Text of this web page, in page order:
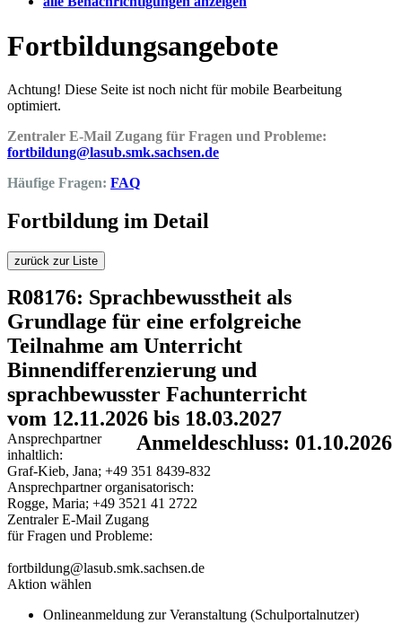
Fortbildungsangebote
Achtung! Diese Seite ist noch nicht für mobile Bearbeitung
optimiert.
Zentraler E-Mail Zugang für Fragen und Probleme:
fortbildung@lasub.smk.sachsen.de
Häufige Fragen: FAQ
Fortbildung im Detail
zurück zur Liste
R08176: Sprachbewusstheit als
Grundlage für eine erfolgreiche
Teilnahme am Unterricht
Binnendifferenzierung und
sprachbewusster Fachunterricht
vom 12.11.2026 bis 18.03.2027
Anmeldeschluss: 01.10.2026
Ansprechpartner
inhaltlich:
Graf-Kieb, Jana; +49 351 8439-832
Ansprechpartner organisatorisch:
Rogge, Maria; +49 3521 41 2722
Zentraler E-Mail Zugang
für Fragen und Probleme:
fortbildung@lasub.smk.sachsen.de
Aktion wählen
Onlineanmeldung zur Veranstaltung (Schulportalnutzer)